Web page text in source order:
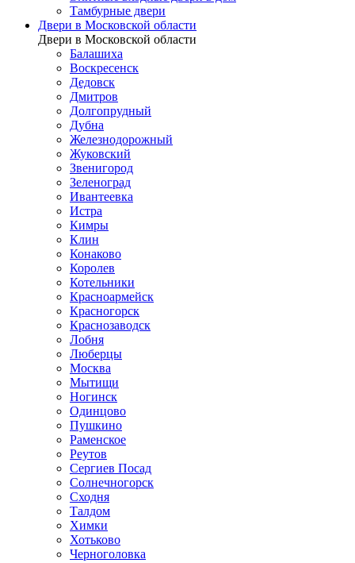
Тамбурные двери
Двери в Московской области
Двери в Московской области
Балашиха
Воскресенск
Дедовск
Дмитров
Долгопрудный
Дубна
Железнодорожный
Жуковский
Звенигород
Зеленоград
Ивантеевка
Истра
Кимры
Клин
Конаково
Королев
Котельники
Красноармейск
Красногорск
Краснозаводск
Лобня
Люберцы
Москва
Мытищи
Ногинск
Одинцово
Пушкино
Раменское
Реутов
Сергиев Посад
Солнечногорск
Сходня
Талдом
Химки
Хотьково
Черноголовка